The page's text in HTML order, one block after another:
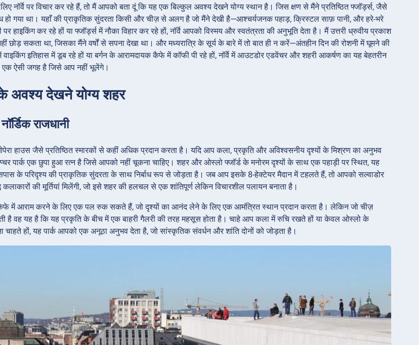
नॉर्वे पर विचार कर रहे हैं, तो मैं आपको बता दूं कि यह एक बिल्कुल अवश्य देखने योग्य स्थान है। जिस क्षण से मैंने प्रतिष्ठित फ्जॉर्ड्स, जैसे
हो गया था। यहाँ की प्राकृतिक सुंदरता किसी और चीज़ से अलग है जो मैंने देखी है—आश्चर्यजनक पहाड़, क्रिस्टल साफ़ पानी, और हरे-भरे
हाइकिंग कर रहे हों या फ्जॉर्ड्स में नौका विहार कर रहे हों, नॉर्वे आपको विस्मय और स्वतंत्रता की अनुभूति देता है। मैं उत्तरी ध्रुवीय प्रकाश
छोड़ सकता था, जिसका मैंने वर्षों से सपना देखा था। और मध्यरात्रि के सूर्य के बारे में तो बात ही न करें—अंतहीन दिन की रोशनी में घूमने की
इतिहास में डूब रहे हों या बर्गन के आरामदायक कैफे में कॉफी पी रहे हों, नॉर्वे में आउटडोर एडवेंचर और शहरी आकर्षण का यह बेहतरीन
ऐसी जगह है जिसे आप नहीं भूलेंगे।
के अवश्य देखने योग्य शहर
राजधानी
हाउस जैसे प्रतिष्ठित स्मारकों से कहीं अधिक प्रदान करता है। यदि आप कला, प्रकृति और अविश्वसनीय दृश्यों के मिश्रण का अनुभव
पार्क एक छुपा हुआ रत्न है जिसे आपको नहीं चूकना चाहिए। शहर और ओस्लो फ्जॉर्ड के मनोरम दृश्यों के साथ एक पहाड़ी पर स्थित, यह
के परिदृश्य की प्राकृतिक सुंदरता के साथ निर्बाध रूप से जोड़ता है। जब आप इसके 8-हेक्टेयर मैदान में टहलते हैं, तो आपको सल्वाडोर
की मूर्तियां मिलेंगी, जो इसे शहर की हलचल से एक शांतिपूर्ण लेकिन विचारशील पलायन बनाता है।
में आराम करने के लिए एक पल रुक सकते हैं, जो दृश्यों का आनंद लेने के लिए एक आमंत्रित स्थान प्रदान करता है। लेकिन जो चीज़
है वह यह है कि यह प्रकृति के बीच में एक बाहरी गैलरी की तरह महसूस होता है। चाहे आप कला में रुचि रखते हों या केवल ओस्लो के
चाहते हों, यह पार्क आपको एक अनूठा अनुभव देता है, जो सांस्कृतिक संवर्धन और शांति दोनों को जोड़ता है।